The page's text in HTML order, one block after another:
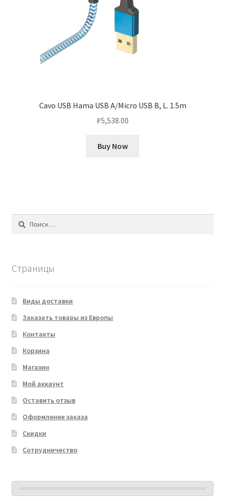
Cavo USB Hama USB A/Micro USB B, L. 1.5m
₽5,538.00
Buy Now
Найти:
Страницы
Виды доставки
Заказать товары из Европы
Контакты
Корзина
Магазин
Мой аккаунт
Оставить отзыв
Оформление заказа
Скидки
Сотрудничество